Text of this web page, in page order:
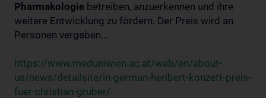
Pharmakologie betreiben, anzuerkennen und ihre
weitere Entwicklung zu fördern. Der Preis wird an
Personen vergeben...
https://www.meduniwien.ac.at/web/en/about-
us/news/detailsite/in-german-heribert-konzett-preis-
fuer-christian-gruber/